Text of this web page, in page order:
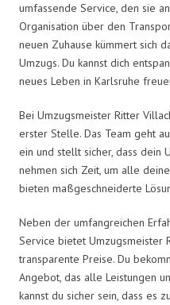
umfassende Service, den sie
Organisation über den
neuen Zuhause kümmert sich
Umzugs. Du kannst dich
neues Leben in Karlsruhe
Bei Umzugsmeister Ritter
erster Stelle. Das Team geht
ein und stellt sicher, dass dein
nehmen sich Zeit, um alle
bieten maßgeschneiderte
Neben der umfangreichen
Service bietet Umzugsmeister
transparente Preise. Du
Angebot, das alle Leistungen
kannst du sicher sein, dass es